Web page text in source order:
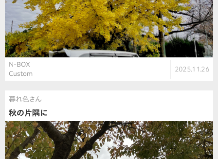
N-BOX
Custom
2025.11.26
暮れ色さん
秋の片隅に